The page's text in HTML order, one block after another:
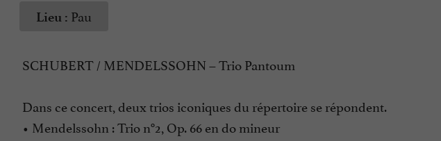
Lieu : Pau
SCHUBERT / MENDELSSOHN – Trio Pantoum
Dans ce concert, deux trios iconiques du répertoire se répondent.
• Mendelssohn : Trio n°2, Op. 66 en do mineur